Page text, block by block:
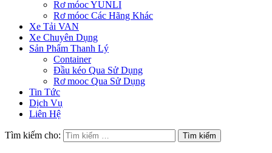
Rơ móoc YUNLI
Rơ móoc Các Hãng Khác
Xe Tải VAN
Xe Chuyên Dụng
Sản Phẩm Thanh Lý
Container
Đầu kéo Qua Sử Dụng
Rơ mooc Qua Sử Dụng
Tin Tức
Dịch Vụ
Liên Hệ
Tìm kiếm cho: